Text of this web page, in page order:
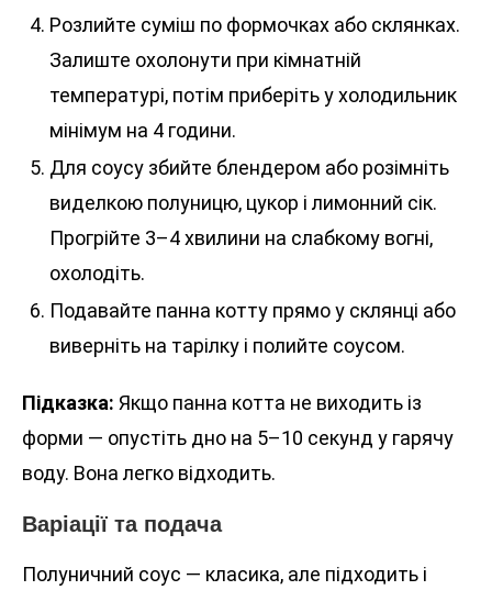
Розлийте суміш по формочках або склянках.
Залиште охолонути при кімнатній
температурі, потім приберіть у холодильник
мінімум на 4 години.
Для соусу збийте блендером або розімніть
виделкою полуницю, цукор і лимонний сік.
Прогрійте 3–4 хвилини на слабкому вогні,
охолодіть.
Подавайте панна котту прямо у склянці або
виверніть на тарілку і полийте соусом.
Підказка: Якщо панна котта не виходить із
форми — опустіть дно на 5–10 секунд у гарячу
воду. Вона легко відходить.
Варіації та подача
Полуничний соус — класика, але підходить і